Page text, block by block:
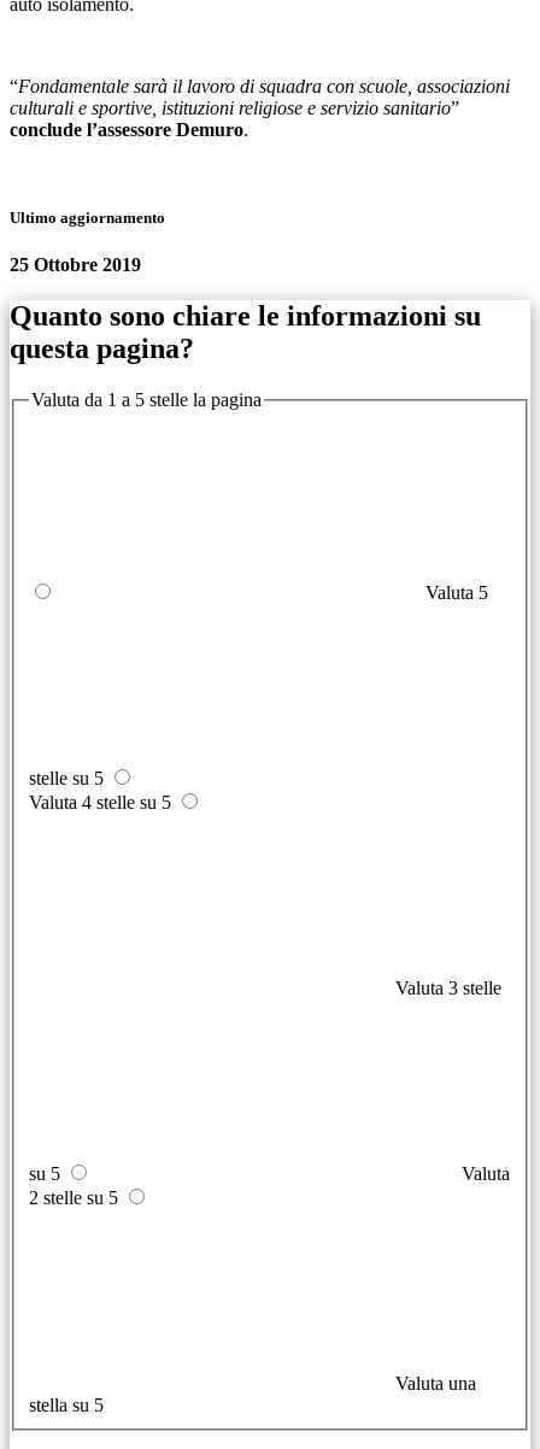
“Fondamentale sarà il lavoro di squadra con scuole, associazioni
culturali e sportive, istituzioni religiose e servizio sanitario”
conclude l’assessore Demuro.
Ultimo aggiornamento
25 Ottobre 2019
Quanto sono chiare le informazioni su
questa pagina?
Valuta da 1 a 5 stelle la pagina
Valuta 5
stelle su 5
Valuta 4 stelle su 5
Valuta 3 stelle
su 5
Valuta
2 stelle su 5
Valuta una
stella su 5